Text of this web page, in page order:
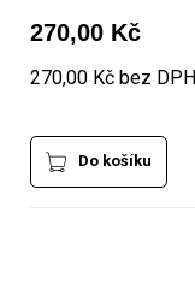
270,00 Kč
270,00 Kč bez DPH
Do košíku